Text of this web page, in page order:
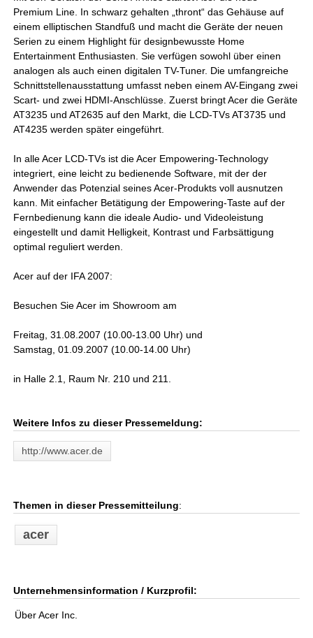
Premium Line. In schwarz gehalten „thront“ das Gehäuse auf
einem elliptischen Standfuß und macht die Geräte der neuen
Serien zu einem Highlight für designbewusste Home
Entertainment Enthusiasten. Sie verfügen sowohl über einen
analogen als auch einen digitalen TV-Tuner. Die umfangreiche
Schnittstellenausstattung umfasst neben einem AV-Eingang zwei
Scart- und zwei HDMI-Anschlüsse. Zuerst bringt Acer die Geräte
AT3235 und AT2635 auf den Markt, die LCD-TVs AT3735 und
AT4235 werden später eingeführt.
In alle Acer LCD-TVs ist die Acer Empowering-Technology
integriert, eine leicht zu bedienende Software, mit der der
Anwender das Potenzial seines Acer-Produkts voll ausnutzen
kann. Mit einfacher Betätigung der Empowering-Taste auf der
Fernbedienung kann die ideale Audio- und Videoleistung
eingestellt und damit Helligkeit, Kontrast und Farbsättigung
optimal reguliert werden.
Acer auf der IFA 2007:
Besuchen Sie Acer im Showroom am
Freitag, 31.08.2007 (10.00-13.00 Uhr) und
Samstag, 01.09.2007 (10.00-14.00 Uhr)
in Halle 2.1, Raum Nr. 210 und 211.
Weitere Infos zu dieser Pressemeldung:
http://www.acer.de
Themen in dieser Pressemitteilung:
acer
Unternehmensinformation / Kurzprofil:
Über Acer Inc.